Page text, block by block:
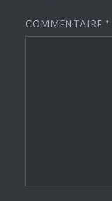
COMMENTAIRE*